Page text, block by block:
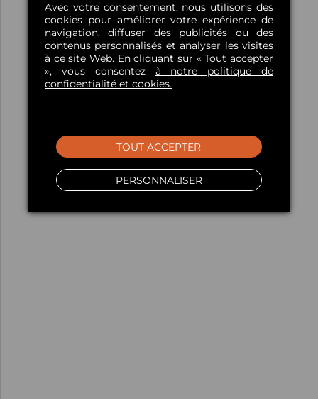
Avec votre consentement, nous utilisons des
cookies pour améliorer votre expérience de
navigation, diffuser des publicités ou des
contenus personnalisés et analyser les visites
à ce site Web. En cliquant sur « Tout accepter
», vous consentez à notre politique de
confidentialité et cookies.
PERSONNALISER
TOUT ACCEPTER